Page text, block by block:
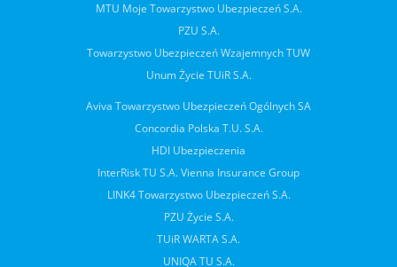
MTU Moje Towarzystwo Ubezpieczeń S.A.
PZU S.A.
Towarzystwo Ubezpieczeń Wzajemnych TUW
Unum Życie TUiR S.A.
Aviva Towarzystwo Ubezpieczeń Ogólnych SA
Concordia Polska T.U. S.A.
HDI Ubezpieczenia
InterRisk TU S.A. Vienna Insurance Group
LINK4 Towarzystwo Ubezpieczeń S.A.
PZU Życie S.A.
TUiR WARTA S.A.
UNIQA TU S.A.